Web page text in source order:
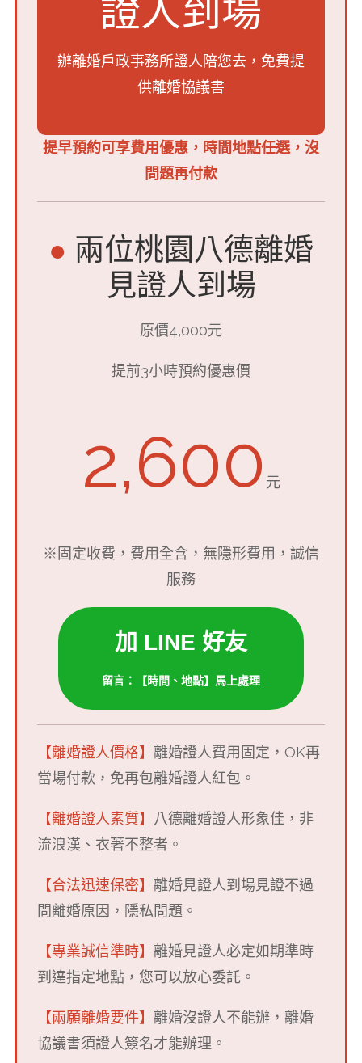
證人到場
辦離婚戶政事務所證人陪您去， 免費提
供離婚協議書
提早預約可享費用優惠，時間地點任選，沒
問題再付款
● 兩位桃園八德離婚
見證人到場
原價4,000元
提前3小時預約優惠價
2,600 元
※固定收費，費用全含，無隱形費用，誠信
服務
加 LINE 好友
留言：【時間、地點】馬上處理
【離婚證人價格】 離婚證人費用固定，OK再
當場付款，免再包離婚證人紅包。
【離婚證人素質】 八德離婚證人形象佳，非
流浪漢、衣著不整者。
【合法迅速保密】 離婚見證人到場見證不過
問離婚原因，隱私問題。
【專業誠信準時】 離婚見證人必定如期準時
到達指定地點，您可以放心委託。
【兩願離婚要件】 離婚沒證人不能辦，離婚
協議書須證人簽名才能辦理。